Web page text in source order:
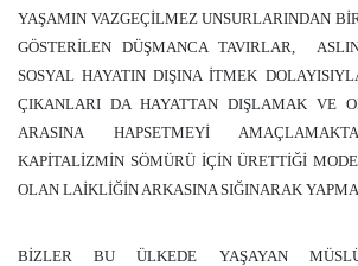
YAŞAMIN VAZGEÇİLMEZ UNSURLARINDAN
GÖSTERİLEN DÜŞMANCA TAVIRLAR,
SOSYAL HAYATIN DIŞINA İTMEK
ÇIKANLARI DA HAYATTAN DIŞLAMAK VE
ARASINA HAPSETMEYİ
KAPİTALİZMİN SÖMÜRÜ İÇİN ÜRETTİĞİ
OLAN LAİKLİĞİN ARKASINA SIĞINARAK
BİZLER BU ÜLKEDE YAŞAYAN